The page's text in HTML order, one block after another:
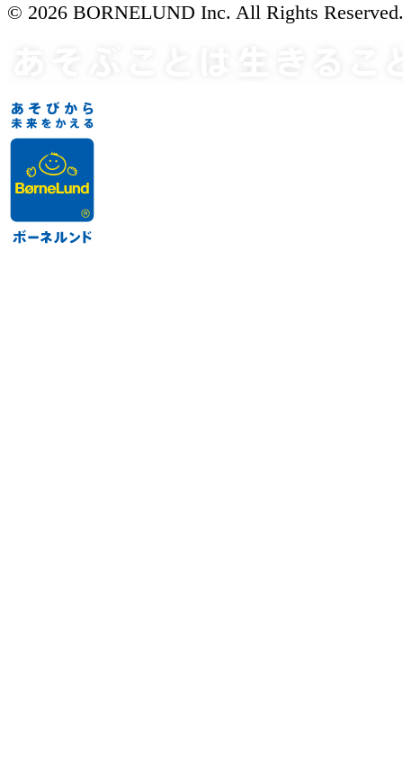
© 2026 BORNELUND Inc. All Rights Reserved.